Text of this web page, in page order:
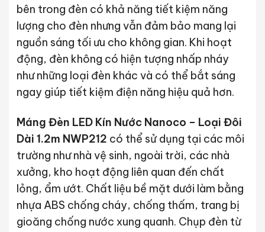
bên trong đèn có khả năng tiết kiệm năng
lượng cho đèn nhưng vẫn đảm bảo mang lại
nguồn sáng tối ưu cho không gian. Khi hoạt
động, đèn không có hiện tượng nhấp nháy
như những loại đèn khác và có thể bắt sáng
ngay giúp tiết kiệm điện năng hiệu quả hơn.
Máng Đèn LED Kín Nước Nanoco – Loại Đôi
Dài 1.2m NWP212 có thể sử dụng tại các môi
trường như nhà vệ sinh, ngoài trời, các nhà
xưởng, kho hoạt động liên quan đến chất
lỏng, ẩm ướt. Chất liệu bề mặt dưới làm bằng
nhựa ABS chống cháy, chống thấm, trang bị
gioăng chống nước xung quanh. Chụp đèn từ